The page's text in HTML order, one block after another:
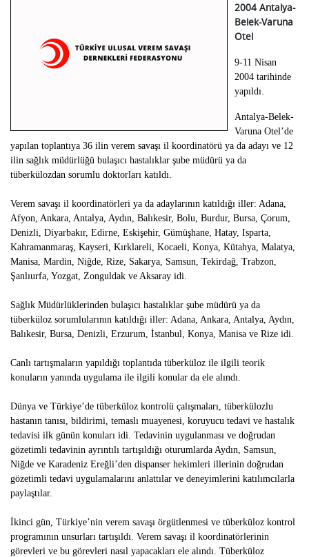
2004 Antalya-
Belek-Varuna
Otel
9-11 Nisan
2004 tarihinde
yapıldı.
Antalya-Belek-
Varuna Otel’de
yapılan toplantıya 36 ilin verem savaşı il koordinatörü ya da adayı ve 12
ilin sağlık müdürlüğü bulaşıcı hastalıklar şube müdürü ya da
tüberkülozdan sorumlu doktorları katıldı.
Verem savaşı il koordinatörleri ya da adaylarının katıldığı iller: Adana,
Afyon, Ankara, Antalya, Aydın, Balıkesir, Bolu, Burdur, Bursa, Çorum,
Denizli, Diyarbakır, Edirne, Eskişehir, Gümüşhane, Hatay, Isparta,
Kahramanmaraş, Kayseri, Kırklareli, Kocaeli, Konya, Kütahya, Malatya,
Manisa, Mardin, Niğde, Rize, Sakarya, Samsun, Tekirdağ, Trabzon,
Şanlıurfa, Yozgat, Zonguldak ve Aksaray idi.
Sağlık Müdürlüklerinden bulaşıcı hastalıklar şube müdürü ya da
tüberküloz sorumlularının katıldığı iller: Adana, Ankara, Antalya, Aydın,
Balıkesir, Bursa, Denizli, Erzurum, İstanbul, Konya, Manisa ve Rize idi.
Canlı tartışmaların yapıldığı toplantıda tüberküloz ile ilgili teorik
konuların yanında uygulama ile ilgili konular da ele alındı.
Dünya ve Türkiye’de tüberküloz kontrolü çalışmaları, tüberkülozlu
hastanın tanısı, bildirimi, temaslı muayenesi, koruyucu tedavi ve hastalık
tedavisi ilk günün konuları idi. Tedavinin uygulanması ve doğrudan
gözetimli tedavinin ayrıntılı tartışıldığı oturumlarda Aydın, Samsun,
Niğde ve Karadeniz Ereğli’den dispanser hekimleri illerinin doğrudan
gözetimli tedavi uygulamalarını anlattılar ve deneyimlerini katılımcılarla
paylaştılar.
İkinci gün, Türkiye’nin verem savaşı örgütlenmesi ve tüberküloz kontrol
programının unsurları tartışıldı. Verem savaşı il koordinatörlerinin
görevleri ve bu görevleri nasıl yapacakları ele alındı. Tüberküloz